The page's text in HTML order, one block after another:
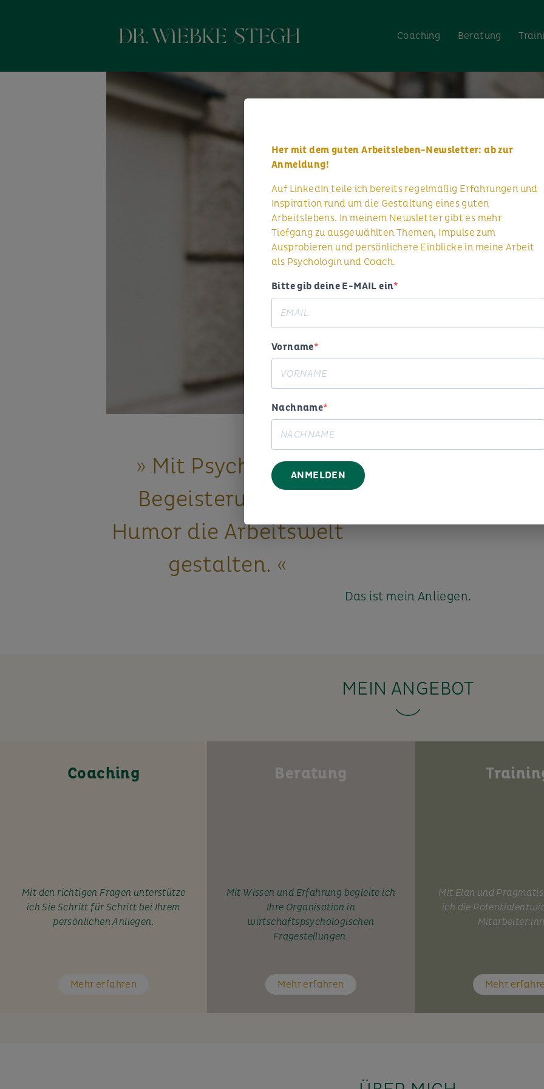
Coaching Beratung
» Mit Psychologie,
Begeisterung und
Humor die Arbeitswelt
gestalten. «
Das ist mein Anliegen.
MEIN ANGEBOT
Coaching
Mit den richtigen Fragen unterstütze
ich Sie Schritt für Schritt bei Ihrem
persönlichen Anliegen.
Mehr erfahren
Beratung
Mit Wissen und Erfahrung begleite ich
Ihre Organisation in
wirtschaftspsychologischen
Fragestellungen.
Mehr erfahren
Mit Elan und
ich die
Mehr
Her mit dem guten Arbeitsleben-Newsletter: ab zur
Anmeldung!
Auf LinkedIn teile ich bereits regelmäßig Erfahrungen und
Inspiration rund um die Gestaltung eines guten
Arbeitslebens. In meinem Newsletter gibt es mehr
Tiefgang zu ausgewählten Themen, Impulse zum
Ausprobieren und persönlichere Einblicke in meine Arbeit
als Psychologin und Coach.
Bitte gib deine E-MAIL ein
Vorname
Nachname
ANMELDEN